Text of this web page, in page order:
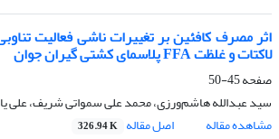
اثر مصرف کافئین بر تغییرات ناشی فعالیت
لاکتات و غلظت FFA پلاسمای کشتی گیران جوان
صفحه45-50
سید عبدالله هاشم‌ورزی، محمد علی سمواتی شریف، علی
مشاهده مقاله
اصل مقاله 326.94 K